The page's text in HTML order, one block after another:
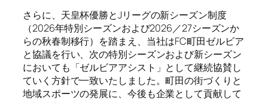
さらに、天皇杯優勝とJリーグの新シーズン制度
（2026年特別シーズンおよび2026／27シーズンか
らの秋春制移行）を踏まえ、当社はFC町田ゼルビア
と協議を行い、次の特別シーズンおよび新シーズン
においても「ゼルビアアシスト」として継続協賛し
ていく方針で一致いたしました。町田の街づくりと
地域スポーツの発展に、今後も企業として貢献して